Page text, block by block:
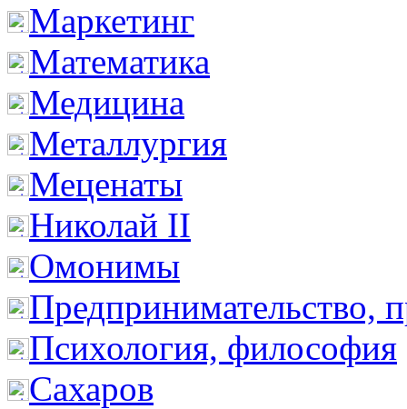
Маркетинг
Математика
Медицина
Металлургия
Меценаты
Николай II
Омонимы
Предпринимательство,
Психология, философия
Сахаров